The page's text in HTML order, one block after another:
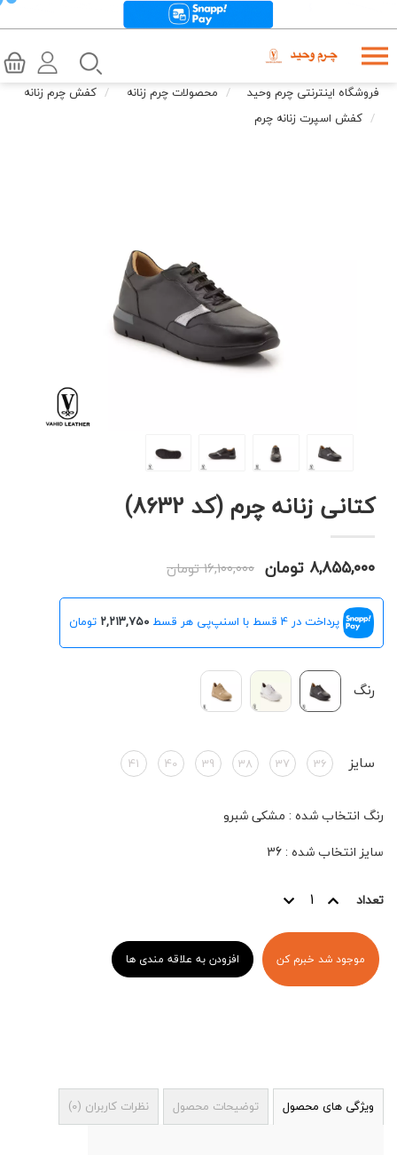
فروشگاه اینترنتی چرم وحید محصولات چرم زنانه
کفش چرم زنانه
کفش اسپرت زنانه چرم
کتانی زنانه چرم (کد 8632)
۸,۸۵۵,۰۰۰ تومان ۱۶,۱۰۰,۰۰۰ تومان
پرداخت در 4 قسط با اسنپ‌پی هر قسط ۲,۲۱۳,۷۵۰ تومان
رنگ
سایز 36
37
38
39
40
41
رنگ انتخاب شده : مشکی شبرو
سایز انتخاب شده :
36
تعداد
موجود شد خبرم کن افزودن به علاقه مندی ها
ویژگی های محصول توضیحات محصول نظرات کاربران (
0
)